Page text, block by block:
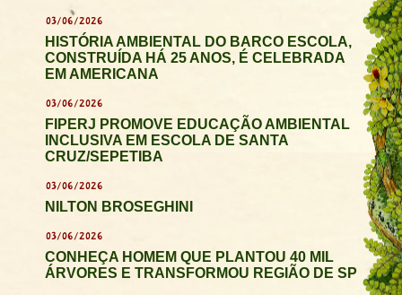
03/06/2026
HISTÓRIA AMBIENTAL DO BARCO ESCOLA,
CONSTRUÍDA HÁ 25 ANOS, É CELEBRADA
EM AMERICANA
03/06/2026
FIPERJ PROMOVE EDUCAÇÃO AMBIENTAL
INCLUSIVA EM ESCOLA DE SANTA
CRUZ/SEPETIBA
03/06/2026
NILTON BROSEGHINI
03/06/2026
CONHEÇA HOMEM QUE PLANTOU 40 MIL
ÁRVORES E TRANSFORMOU REGIÃO DE SP